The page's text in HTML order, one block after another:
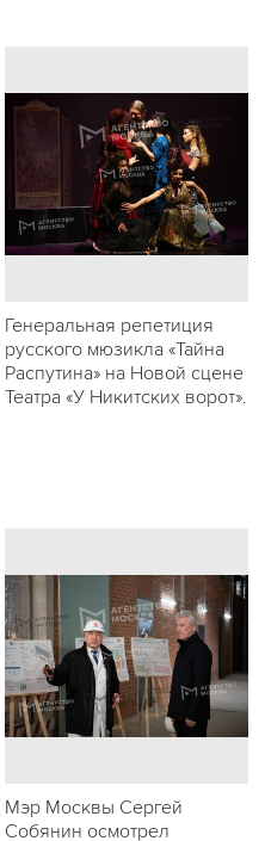
Генеральная репетиция
русского мюзикла «Тайна
Распутина» на Новой сцене
Театра «У Никитских ворот».
Мэр Москвы Сергей
Собянин осмотрел